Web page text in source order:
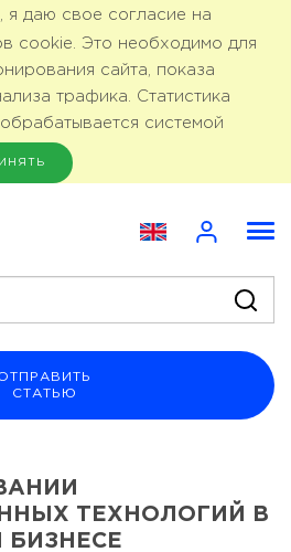
я даю свое согласие на
cookie. Это необходимо для
сайта, показа
трафика. Статистика
системой
СТАТЬЮ
ТЕХНОЛОГИЙ В